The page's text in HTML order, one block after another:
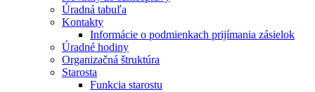
Úradná tabuľa
Kontakty
Informácie o podmienkach prijímania zásielok
Úradné hodiny
Organizačná štruktúra
Starosta
Funkcia starostu